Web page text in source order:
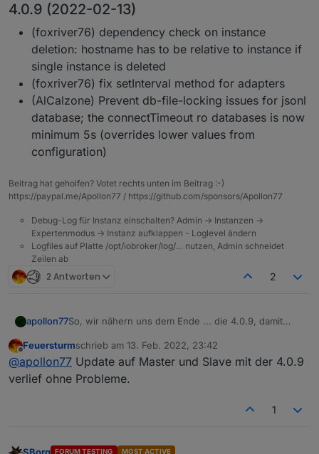
4.0.9 (2022-02-13)
(foxriver76) dependency check on instance
deletion: hostname has to be relative to instance if
single instance is deleted
(foxriver76) fix setInterval method for adapters
(AlCalzone) Prevent db-file-locking issues for jsonl
database; the connectTimeout ro databases is now
minimum 5s (overrides lower values from
configuration)
Beitrag hat geholfen? Votet rechts unten im Beitrag :-)
https://paypal.me/Apollon77 / https://github.com/sponsors/Apollon77
Debug-Log für Instanz einschalten? Admin -> Instanzen ->
Expertenmodus -> Instanz aufklappen - Loglevel ändern
Logfiles auf Platte /opt/iobroker/log/… nutzen, Admin schneidet
Zeilen ab
2 Antworten 2
apollon77So, wir nähern uns dem Ende ... die 4.0.9, damit
auf dem Weg ins Latest Repo:
4.0.9 (2022-02-13)
(foxriver76) dependency check on instance
deletion: hostname has to be relative to
(foxriver76) fix setInterval method for adapters
databases is now minimum 5s (overrides lower
Offline
Feuersturmschrieb am 13. Feb. 2022, 23:42
zuletzt editiert von
@apollon77 Update auf Master und Slave mit der 4.0.9
verlief ohne Probleme.
1
FORUM TESTING MOST ACTIVE